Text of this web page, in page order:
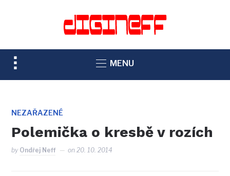
TOGGLE
SIDEBAR
NAVIGATION
MENU
NEZAŘAZENÉ
Polemička o kresbě v rozích
by Ondřej Neff on20. 10. 2014